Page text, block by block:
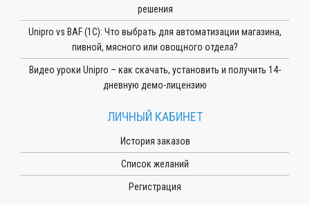
решения
Unipro vs BAF (1С): Что выбрать для автоматизации магазина,
пивной, мясного или овощного отдела?
Видео уроки Unipro – как скачать, установить и получить 14-
дневную демо-лицензию
ЛИЧНЫЙ КАБИНЕТ
История заказов
Список желаний
Регистрация